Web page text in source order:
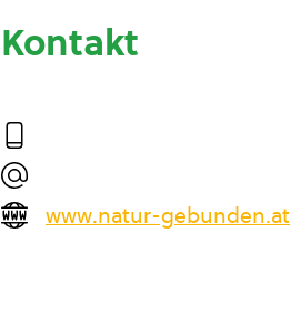
Kontakt
www.natur-gebunden.at